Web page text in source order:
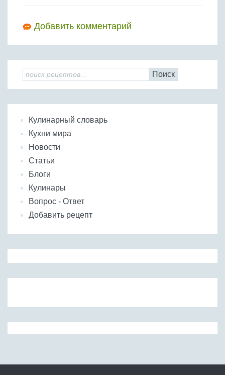
Добавить комментарий
Поиск
Кулинарный словарь
Кухни мира
Новости
Статьи
Блоги
Кулинары
Вопрос - Ответ
Добавить рецепт